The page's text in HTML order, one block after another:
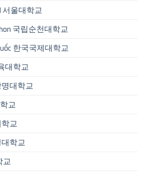
서울대학교
국립순천대학교
한국국제대학교
대학교
명대학교
교
교
대학교
교